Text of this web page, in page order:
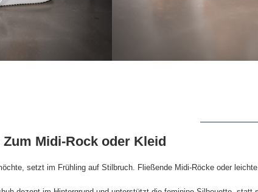
Midi-Rock oder Kleid
setzt im Frühling auf Stilbruch. Fließende Midi-Röcke oder